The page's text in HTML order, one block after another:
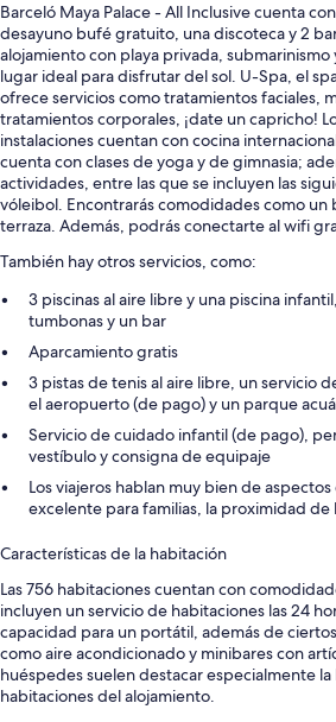
Barceló Maya Palace - All Inclusive cuenta
desayuno bufé gratuito, una discoteca y 2
alojamiento con playa privada,
lugar ideal para disfrutar del sol. U-Spa, el
ofrece servicios como tratamientos faciales,
tratamientos corporales, ¡date un capricho!
instalaciones cuentan con cocina
cuenta con clases de yoga y de gimnasia;
actividades, entre las que se incluyen las
vóleibol. Encontrarás comodidades como un
terraza. Además, podrás conectarte al wifi
También hay otros servicios, como:
3 piscinas al aire libre y una piscina
tumbonas y un bar
Aparcamiento gratis
3 pistas de tenis al aire libre, un servicio
el aeropuerto (de pago) y un parque
Servicio de cuidado infantil (de pago),
vestíbulo y consigna de equipaje
Los viajeros hablan muy bien de
excelente para familias, la proximidad de
Características de la habitación
Las 756 habitaciones cuentan con
incluyen un servicio de habitaciones las 24
capacidad para un portátil, además de
como aire acondicionado y minibares con
huéspedes suelen destacar especialmente la
habitaciones del alojamiento.